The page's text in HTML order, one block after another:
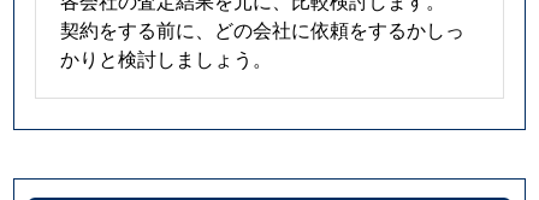
契約をする前に、どの会社に依頼をするかしっ
かりと検討しましょう。